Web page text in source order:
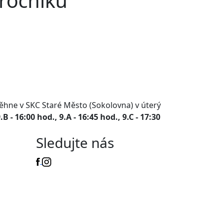
v SKC Staré Město (Sokolovna) v úterý
- 16:00 hod., 9.A - 16:45 hod., 9.C - 17:30
Sledujte nás